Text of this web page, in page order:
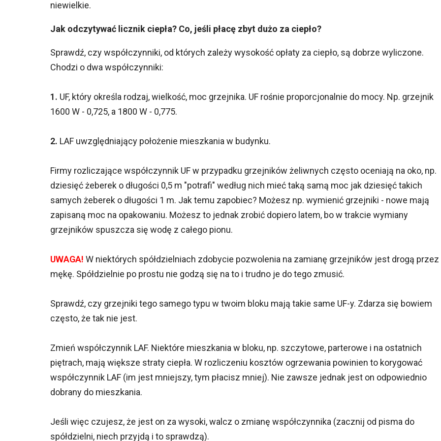
niewielkie.
Jak odczytywać licznik ciepła? Co, jeśli płacę zbyt dużo za ciepło?
Sprawdź, czy współczynniki, od których zależy wysokość opłaty za ciepło, są dobrze wyliczone.
Chodzi o dwa współczynniki:
1. UF, który określa rodzaj, wielkość, moc grzejnika. UF rośnie proporcjonalnie do mocy. Np. grzejnik
1600 W - 0,725, a 1800 W - 0,775.
2. LAF uwzględniający położenie mieszkania w budynku.
Firmy rozliczające współczynnik UF w przypadku grzejników żeliwnych często oceniają na oko, np.
dziesięć żeberek o długości 0,5 m "potrafi" według nich mieć taką samą moc jak dziesięć takich
samych żeberek o długości 1 m. Jak temu zapobiec? Możesz np. wymienić grzejniki - nowe mają
zapisaną moc na opakowaniu. Możesz to jednak zrobić dopiero latem, bo w trakcie wymiany
grzejników spuszcza się wodę z całego pionu.
UWAGA! W niektórych spółdzielniach zdobycie pozwolenia na zamianę grzejników jest drogą przez
mękę. Spółdzielnie po prostu nie godzą się na to i trudno je do tego zmusić.
Sprawdź, czy grzejniki tego samego typu w twoim bloku mają takie same UF-y. Zdarza się bowiem
często, że tak nie jest.
Zmień współczynnik LAF. Niektóre mieszkania w bloku, np. szczytowe, parterowe i na ostatnich
piętrach, mają większe straty ciepła. W rozliczeniu kosztów ogrzewania powinien to korygować
współczynnik LAF (im jest mniejszy, tym płacisz mniej). Nie zawsze jednak jest on odpowiednio
dobrany do mieszkania.
Jeśli więc czujesz, że jest on za wysoki, walcz o zmianę współczynnika (zacznij od pisma do
spółdzielni, niech przyjdą i to sprawdzą).